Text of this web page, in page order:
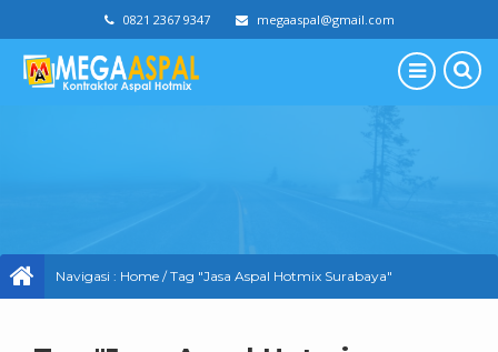
0821 2367 9347 megaaspal@gmail.com
Navigasi : Home /Tag "Jasa Aspal Hotmix Surabaya"